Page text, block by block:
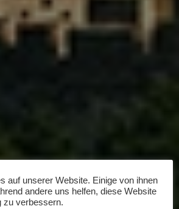
auf unserer Website. Einige von ihnen
andere uns helfen, diese Website
zu verbessern.